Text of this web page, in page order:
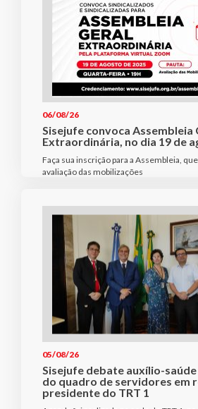
06/08/26
Sisejufe convoca Assembleia
Extraordinária, no dia 19 de
Faça sua inscrição para a Assembleia,
avaliação das mobilizações
05/08/26
Sisejufe debate auxílio-
do quadro de servidores em
presidente do TRT 1